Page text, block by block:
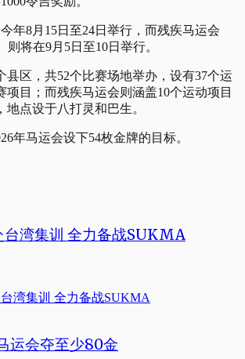
年8月15日至24日举行，而残疾马运会
则将在9月5日至10日举行。
县区，共52个比赛场地举办，设有37个运
项目；而残疾马运会则涵盖10个运动项目
地点设于八打灵和巴生。
年马运会设下54枚金牌的目标。
台湾集训 全力备战SUKMA
运会夺至少80金